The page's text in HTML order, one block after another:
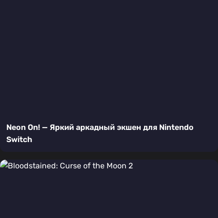
Neon On! — Яркий аркадный экшен для Nintendo
Switch